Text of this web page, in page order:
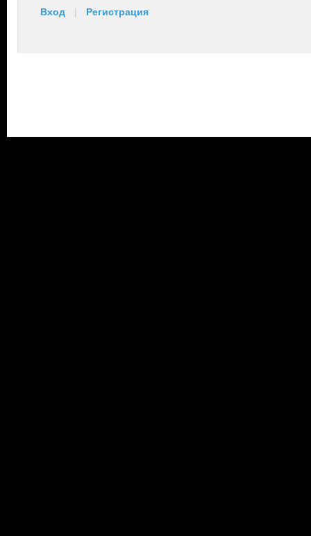
Вход | Регистрация